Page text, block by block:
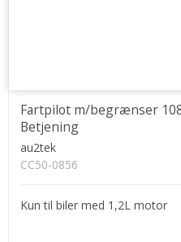
Fartpilot m/begrænser
Betjening
au2tek
CC50-0856
Kun til biler med 1,2L motor